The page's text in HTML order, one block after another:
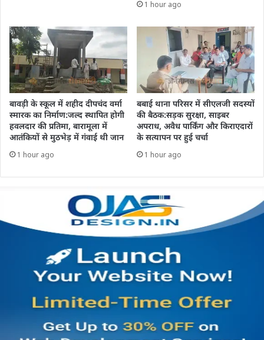
1 hour ago
बावड़ी के स्कूल में शहीद दीपचंद वर्मा
स्मारक का निर्माण:जल्द स्थापित होगी
हवलदार की प्रतिमा, बारामूला में
आतंकियों से मुठभेड़ में गंवाई थी जान
1 hour ago
बबाई थाना परिसर में सीएलजी सदस्यों
की बैठक:सड़क सुरक्षा, साइबर
अपराध, अवैध पार्किंग और किराएदारों
के सत्यापन पर हुई चर्चा
1 hour ago